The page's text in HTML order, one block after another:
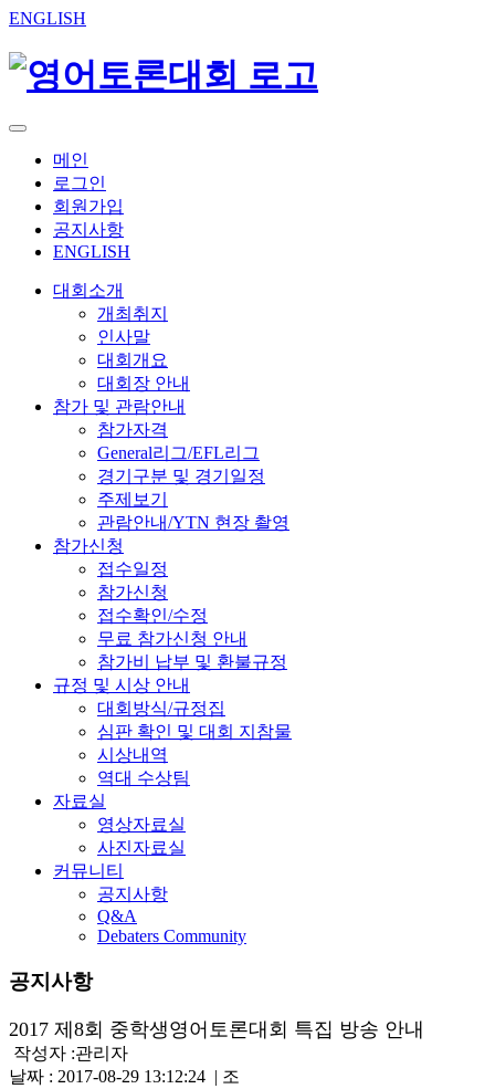
ENGLISH
메인
로그인
회원가입
공지사항
ENGLISH
대회소개
개최취지
인사말
대회개요
대회장 안내
참가 및 관람안내
참가자격
General리그/EFL리그
경기구분 및 경기일정
주제보기
관람안내/YTN 현장 촬영
참가신청
접수일정
참가신청
접수확인/수정
무료 참가신청 안내
참가비 납부 및 환불규정
규정 및 시상 안내
대회방식/규정집
심판 확인 및 대회 지참물
시상내역
역대 수상팀
자료실
영상자료실
사진자료실
커뮤니티
공지사항
Q&A
Debaters Community
공지사항
2017 제8회 중학생영어토론대회 특집 방송 안내
작성자 :관리자
날짜 : 2017-08-29 13:12:24 | 조